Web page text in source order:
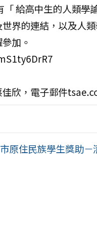
給高中生的人類學
界的連結，以及人
加。
欣，電子郵件
原住民族學生獎助－